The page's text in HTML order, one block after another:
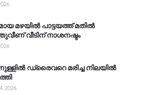
മഴയിൽ പാട്ടയത്ത് മതിൽ
വീടിന് നാശനഷ്ടം
ഡ്രൈവറെ മരിച്ച നിലയിൽ
2026